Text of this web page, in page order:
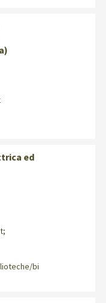
ed
bi